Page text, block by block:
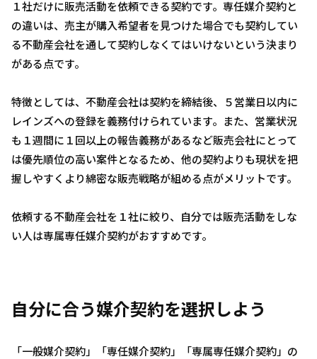
１社だけに販売活動を依頼できる契約です。専任媒介契約と
の違いは、売主が購入希望者を見つけた場合でも契約してい
る不動産会社を通して契約しなくてはいけないという決まり
がある点です。
特徴としては、不動産会社は契約を締結後、５営業日以内に
レインズへの登録を義務付けられています。また、営業状況
も１週間に１回以上の報告義務があるなど販売会社にとって
は優先順位の高い案件となるため、他の契約よりも現状を把
握しやすくより綿密な販売戦略が組める点がメリットです。
依頼する不動産会社を１社に絞り、自分では販売活動をしな
い人は専属専任媒介契約がおすすめです。
自分に合う媒介契約を選択しよう
「一般媒介契約」「専任媒介契約」「専属専任媒介契約」の